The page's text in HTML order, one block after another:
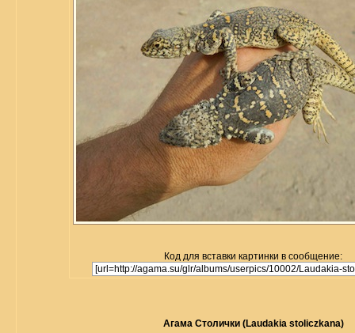
Код для вставки картинки в сообщение:
Агама Столички (Laudakia stoliczkana)